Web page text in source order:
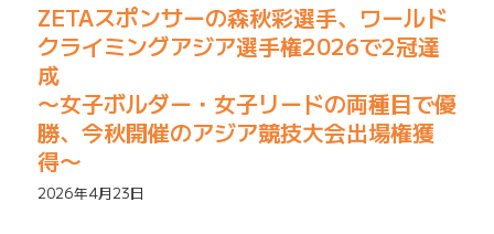
ZETAスポンサーの森秋彩選手、ワールド
クライミングアジア選手権2026で2冠達
成
〜女子ボルダー・女子リードの両種目で優
勝、今秋開催のアジア競技大会出場権獲
得〜
2026年4月23日